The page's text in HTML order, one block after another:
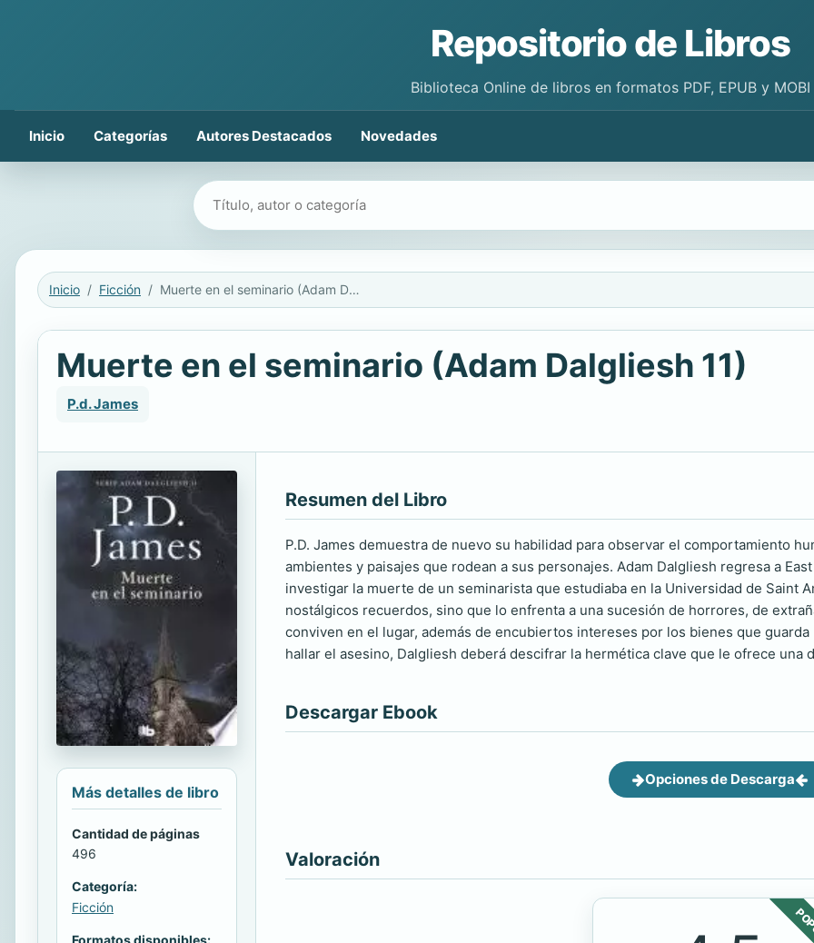
Repositorio de Libros
Biblioteca Online de libros en formatos PDF, EPUB y MOBI
Inicio Categorías Autores Destacados Novedades
Buscar libros
Inicio Ficción Muerte en el seminario (Adam Dalgliesh 11)
Muerte en el seminario (Adam Dalgliesh 11)
P.d. James
Más detalles de libro
Cantidad de páginas
496
Categoría:
Ficción
Resumen del Libro
P.D. James demuestra de nuevo su habilidad para observar el comportamiento
ambientes y paisajes que rodean a sus personajes. Adam Dalgliesh regresa a
investigar la muerte de un seminarista que estudiaba en la Universidad de Saint
nostálgicos recuerdos, sino que lo enfrenta a una sucesión de horrores, de
conviven en el lugar, además de encubiertos intereses por los bienes que
hallar el asesino, Dalgliesh deberá descifrar la hermética clave que le ofrece una
Descargar Ebook
Opciones de Descarga
Valoración